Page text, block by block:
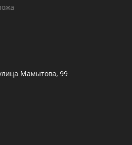
Мамытова, 99